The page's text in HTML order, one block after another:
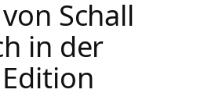
Schall
in der